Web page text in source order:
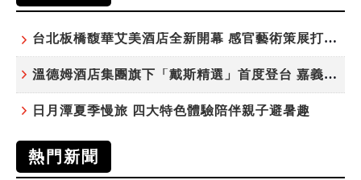
台北板橋馥華艾美酒店全新開幕 感官藝術策展打造旅居新風格
溫德姆酒店集團旗下「戴斯精選」首度登台 嘉義首店揭新幕
日月潭夏季慢旅 四大特色體驗陪伴親子避暑趣
熱門新聞